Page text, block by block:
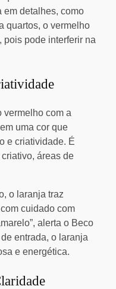
em detalhes, como
quartos, o vermelho
pois pode interferir na
vermelho com a
uma cor que
e criatividade. É
áreas de
o laranja traz
cuidado com
alerta o Beco
entrada, o laranja
e energética.